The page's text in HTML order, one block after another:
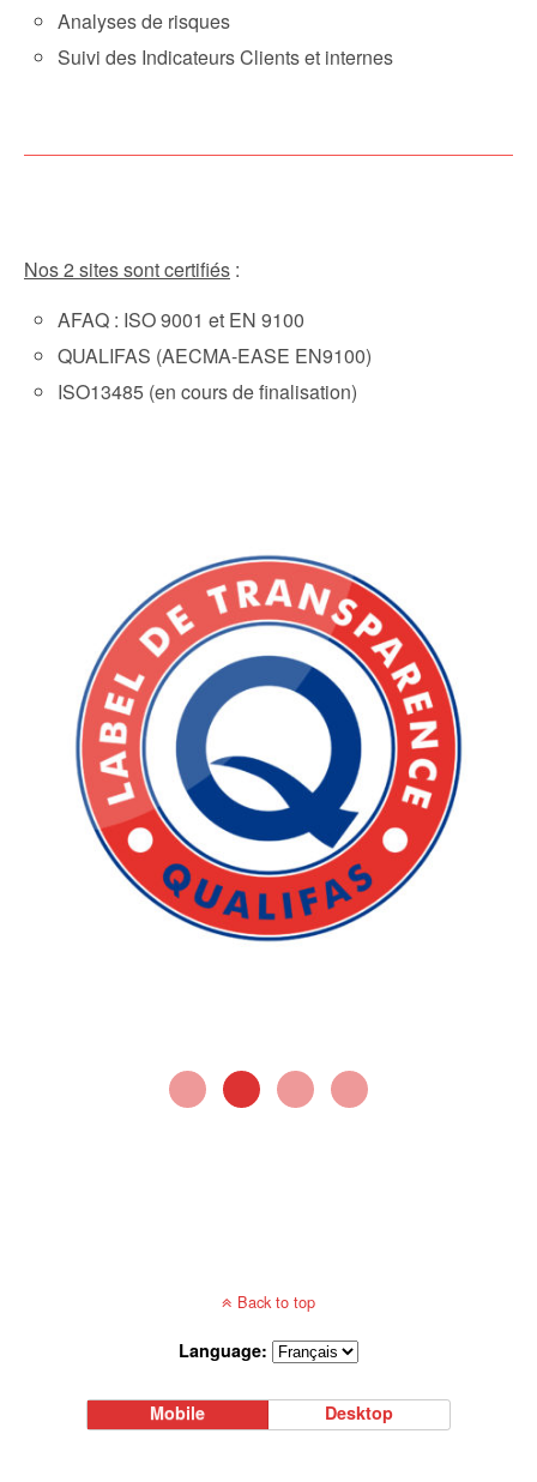
Analyses de risques
Suivi des Indicateurs Clients et internes
Nos 2 sites sont certifiés :
AFAQ : ISO 9001 et EN 9100
QUALIFAS (AECMA-EASE EN9100)
ISO13485 (en cours de finalisation)
Back to top
Language:
Mobile Desktop